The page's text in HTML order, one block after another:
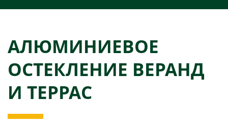
АЛЮМИНИЕВОЕ
ОСТЕКЛЕНИЕ ВЕРАНД
И ТЕРРАС